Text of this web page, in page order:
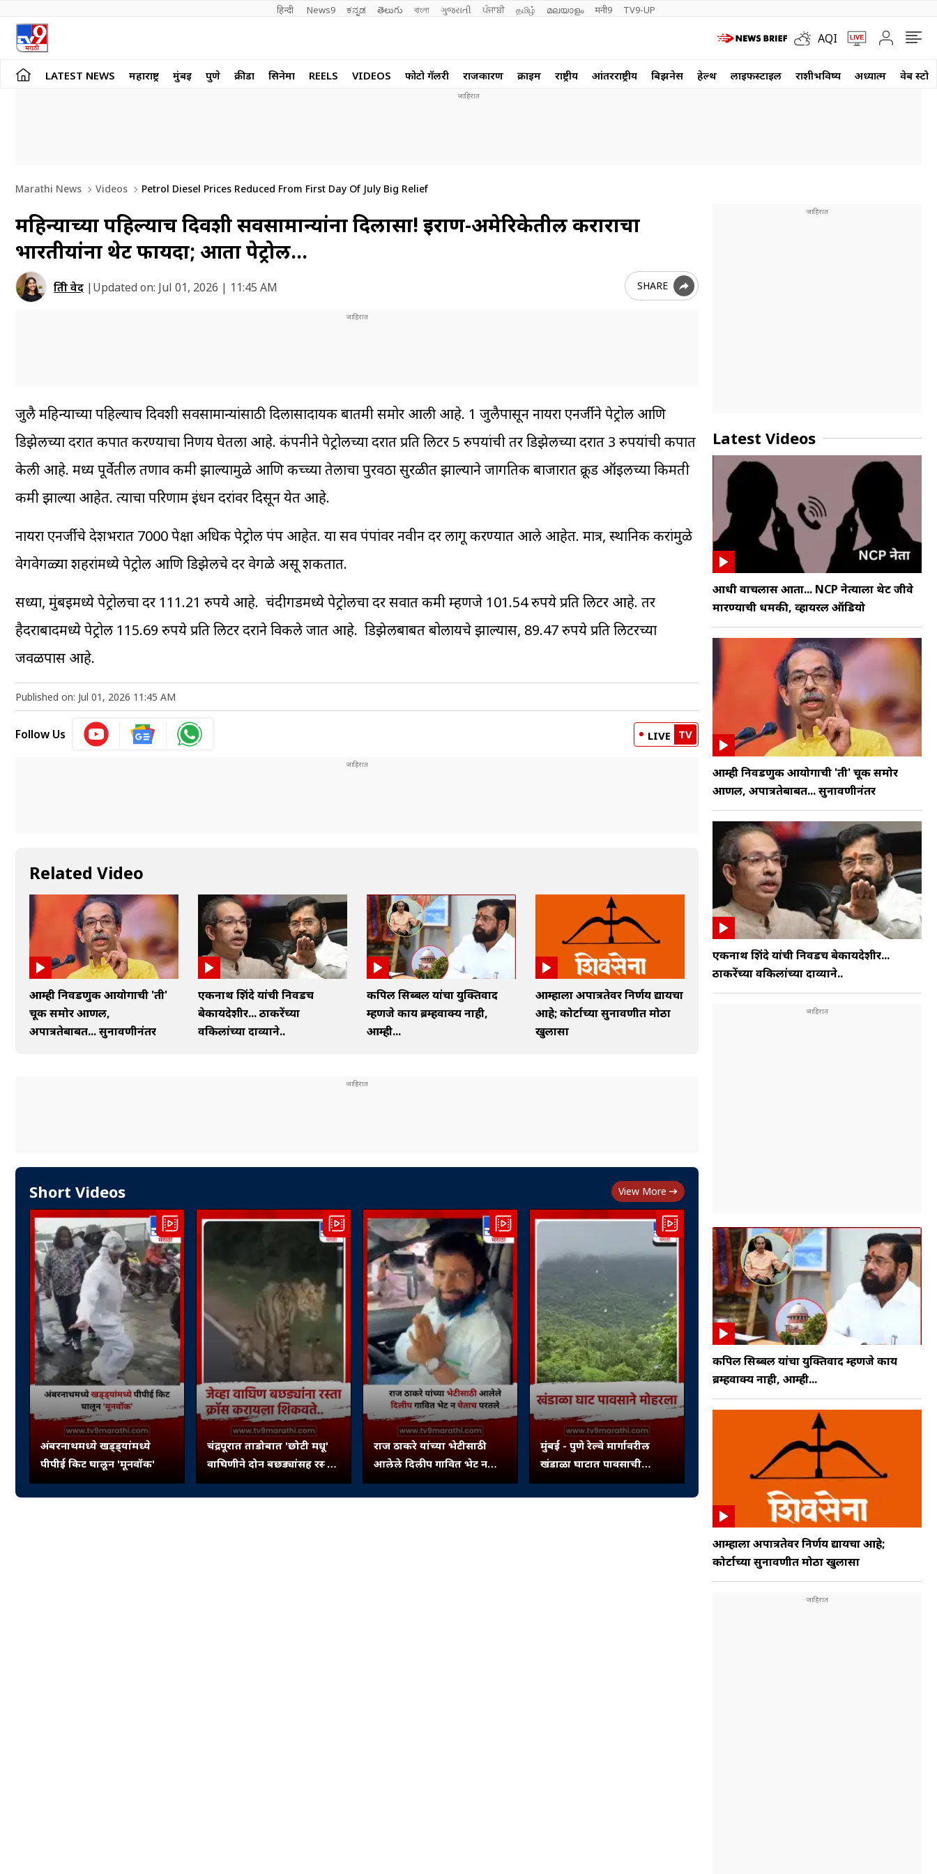
हिन्दी News9 ಕನ್ನಡ తెలుగు বাংলা ગુજરાતી ਪੰਜਾਬੀ தமிழ் മലയാളം मनी9 TV9-UP
AQI
LATEST NEWS महाराष्ट्र मुंबई पुणे क्रीडा सिनेमा REELS VIDEOS फोटो गॅलरी राजकारण क्राईम राष्ट्रीय आंतरराष्ट्रीय बिझनेस हेल्थ लाईफस्टाईल राशीभविष्य अध्यात्म वेब
Marathi News Videos Petrol Diesel Prices Reduced From First Day Of July Big Relief
महिन्याच्या पहिल्याच दिवशी सर्वसामान्यांना दिलासा! इराण-अमेरिकेतील कराराचा
भारतीयांना थेट फायदा; आता पेट्रोल…
प्रिती वेद |Updated on: Jul 01, 2026 | 11:45 AM SHARE
जुलै महिन्याच्या पहिल्याच दिवशी सर्वसामान्यांसाठी दिलासादायक बातमी समोर आली आहे. 1 जुलैपासून नायरा एनर्जीने पेट्रोल आणि
डिझेलच्या दरात कपात करण्याचा निर्णय घेतला आहे. कंपनीने पेट्रोलच्या दरात प्रति लिटर 5 रुपयांची तर डिझेलच्या दरात 3 रुपयांची कपात
केली आहे. मध्य पूर्वेतील तणाव कमी झाल्यामुळे आणि कच्च्या तेलाचा पुरवठा सुरळीत झाल्याने जागतिक बाजारात क्रूड ऑइलच्या किमती
कमी झाल्या आहेत. त्याचा परिणाम इंधन दरांवर दिसून येत आहे.
नायरा एनर्जीचे देशभरात 7000 पेक्षा अधिक पेट्रोल पंप आहेत. या सर्व पंपांवर नवीन दर लागू करण्यात आले आहेत. मात्र, स्थानिक करांमुळे
वेगवेगळ्या शहरांमध्ये पेट्रोल आणि डिझेलचे दर वेगळे असू शकतात.
सध्या, मुंबईमध्ये पेट्रोलचा दर 111.21 रुपये आहे. चंदीगडमध्ये पेट्रोलचा दर सर्वात कमी म्हणजे 101.54 रुपये प्रति लिटर आहे. तर
हैदराबादमध्ये पेट्रोल 115.69 रुपये प्रति लिटर दराने विकले जात आहे. डिझेलबाबत बोलायचे झाल्यास, 89.47 रुपये प्रति लिटरच्या
जवळपास आहे.
Published on: Jul 01, 2026 11:45 AM
Follow Us LIVE TV
Related Video
आम्ही निवडणुक आयोगाची 'ती'
चूक समोर आणली,
अपात्रतेबाबत... सुनावणीनंतर
एकनाथ शिंदे यांची निवडच
बेकायदेशीर... ठाकरेंच्या
वकिलांच्या दाव्याने..
कपिल सिब्बल यांचा युक्तिवाद
म्हणजे काय ब्रम्हवाक्य नाही,
आम्ही...
आम्हाला अपात्रतेवर निर्णय द्यायचा
आहे; कोर्टाच्या सुनावणीत मोठा
खुलासा
Short Videos View More
अंबरनाथमध्ये खड्ड्यांमध्ये
पीपीई किट घालून 'मूनवॉक'
चंद्रपूरात ताडोबात 'छोटी मधू'
वाघिणीने दोन बछड्यांसह रस्ता
ओलांडला
राज ठाकरे यांच्या भेटीसाठी
आलेले दिलीप गावित भेट न
घेताच परतले
मुंबई - पुणे रेल्वे मार्गावरील
खंडाळा घाटात पावसाची
किमया, हिरवाई- फेसाळते
धबधबे
Latest Videos
आधी वाचलास आता... NCP नेत्याला थेट जीवे
मारण्याची धमकी, व्हायरल ऑडियो
आम्ही निवडणुक आयोगाची 'ती' चूक समोर
आणली, अपात्रतेबाबत... सुनावणीनंतर
एकनाथ शिंदे यांची निवडच बेकायदेशीर...
ठाकरेंच्या वकिलांच्या दाव्याने..
कपिल सिब्बल यांचा युक्तिवाद म्हणजे काय
ब्रम्हवाक्य नाही, आम्ही...
आम्हाला अपात्रतेवर निर्णय द्यायचा आहे;
कोर्टाच्या सुनावणीत मोठा खुलासा